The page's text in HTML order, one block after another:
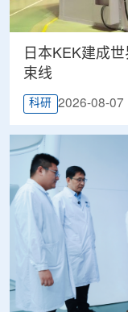
日本KEK建成
束线
科研 2026-08-07